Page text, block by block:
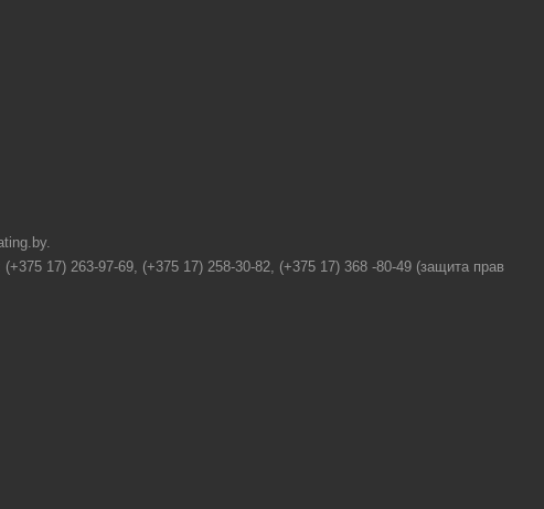
17) 263-97-69, (+375 17) 258-30-82, (+375 17) 368 -80-49 (защита прав